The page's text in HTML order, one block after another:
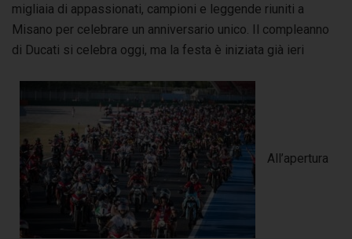
migliaia di appassionati, campioni e leggende riuniti a
Misano per celebrare un anniversario unico. Il compleanno
di Ducati si celebra oggi, ma la festa è iniziata già ieri
All’apertura